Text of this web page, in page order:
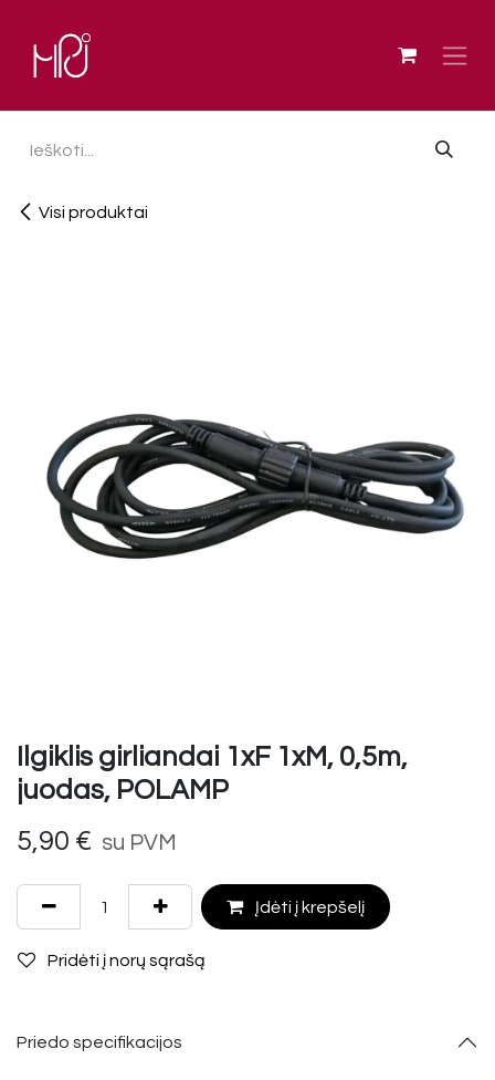
Visi produktai
Ilgiklis girliandai 1xF 1xM, 0,5m,
juodas, POLAMP
5,90 € su PVM
Įdėti į krepšelį
Pridėti į norų sąrašą
Priedo specifikacijos